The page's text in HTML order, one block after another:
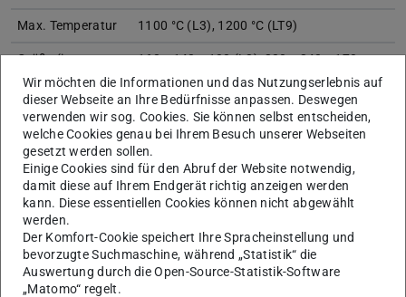
Max. Temperatur 1100 °C (L3), 1200 °C (LT9)
Größe (innen,
mm)
160 x 140 x 100 (L3), 230 x 240 x 170
(LT9)
Programmschritte 4 Rampen, 4 Haltezeiten
KONTAKT
Wir möchten die Informationen und das Nutzungserlebnis auf
dieser Webseite an Ihre Bedürfnisse anpassen. Deswegen
verwenden wir sog. Cookies. Sie können selbst entscheiden,
welche Cookies genau bei Ihrem Besuch unserer Webseiten
gesetzt werden sollen.
Einige Cookies sind für den Abruf der Website notwendig,
damit diese auf Ihrem Endgerät richtig anzeigen werden
kann. Diese essentiellen Cookies können nicht abgewählt
werden.
Der Komfort-Cookie speichert Ihre Spracheinstellung und
bevorzugte Suchmaschine, während „Statistik“ die
Auswertung durch die Open-Source-Statistik-Software
„Matomo“ regelt.